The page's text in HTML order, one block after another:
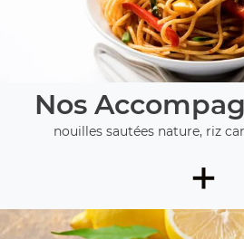
Nos
nouilles sautées nature, riz
+